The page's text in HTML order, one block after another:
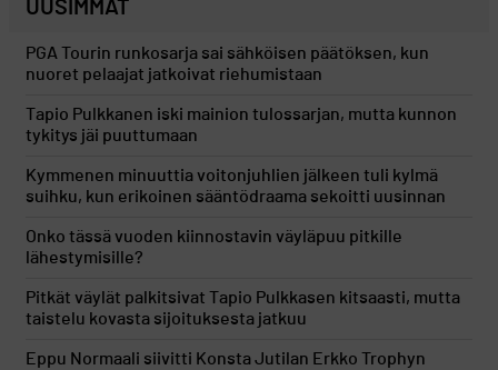
UUSIMMAT
PGA Tourin runkosarja sai sähköisen päätöksen, kun
nuoret pelaajat jatkoivat riehumistaan
Tapio Pulkkanen iski mainion tulossarjan, mutta kunnon
tykitys jäi puuttumaan
Kymmenen minuuttia voitonjuhlien jälkeen tuli kylmä
suihku, kun erikoinen sääntödraama sekoitti uusinnan
Onko tässä vuoden kiinnostavin väyläpuu pitkille
lähestymisille?
Pitkät väylät palkitsivat Tapio Pulkkasen kitsaasti, mutta
taistelu kovasta sijoituksesta jatkuu
Eppu Normaali siivitti Konsta Jutilan Erkko Trophyn